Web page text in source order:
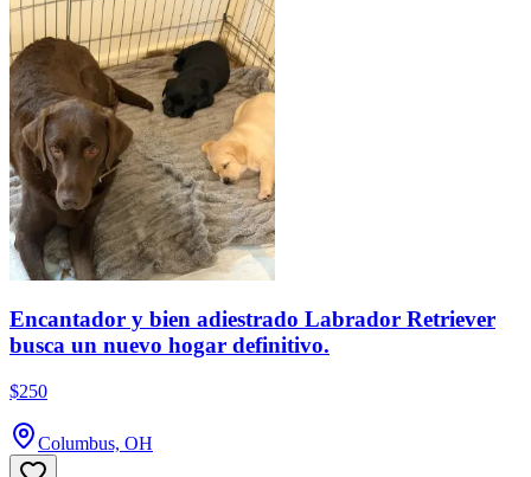
Encantador y bien adiestrado Labrador Retriever
busca un nuevo hogar definitivo.
$250
Columbus, OH